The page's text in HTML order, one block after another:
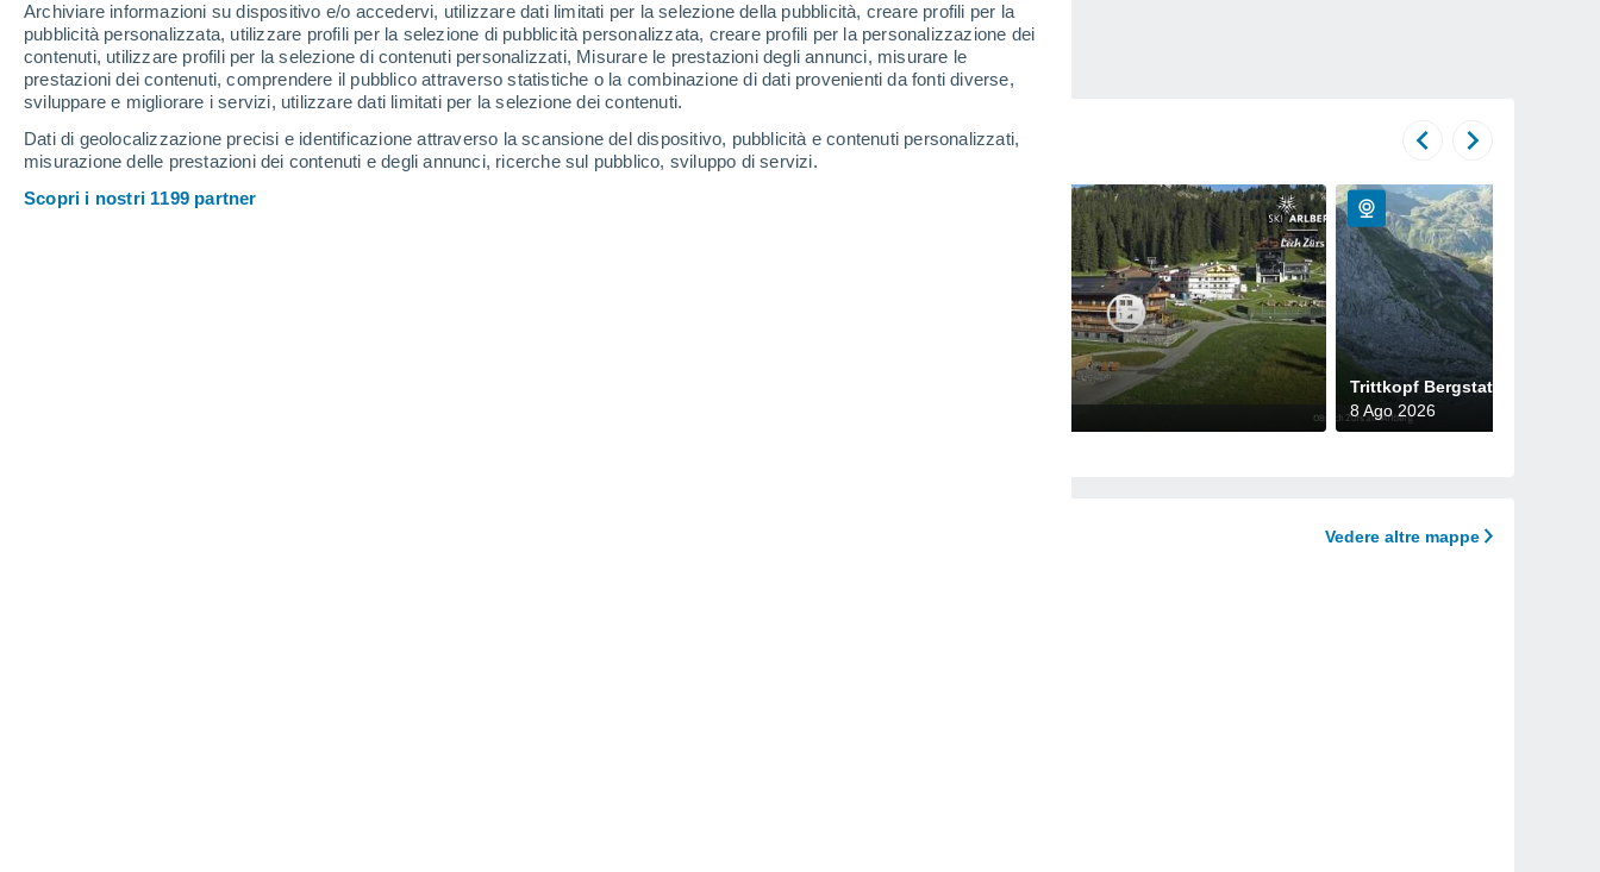
Archiviare informazioni su dispositivo e/o accedervi, utilizzare dati limitati per la selezione della pubblicità, creare profili per la
pubblicità personalizzata, utilizzare profili per la selezione di pubblicità personalizzata, creare profili per la personalizzazione dei
contenuti, utilizzare profili per la selezione di contenuti personalizzati, Misurare le prestazioni degli annunci, misurare le
prestazioni dei contenuti, comprendere il pubblico attraverso statistiche o la combinazione di dati provenienti da fonti diverse,
sviluppare e migliorare i servizi, utilizzare dati limitati per la selezione dei contenuti.
Dati di geolocalizzazione precisi e identificazione attraverso la scansione del dispositivo, pubblicità e contenuti personalizzati,
misurazione delle prestazioni dei contenuti e degli annunci, ricerche sul pubblico, sviluppo di servizi.
Scopri i nostri 1199 partner
Impianti di risalita - / 88
Tipo di neve nella parte superiore -
Webcam a Lech Zürs
Trittkopf Bergstation
8 Ago 2026
Vedere altre mappe